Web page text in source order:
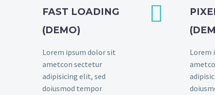
FAST LOADING
(DEMO)
Lorem ipsum dolor sit
ametcon sectetur
adipisicing elit, sed
doiusmod tempor


Lorem